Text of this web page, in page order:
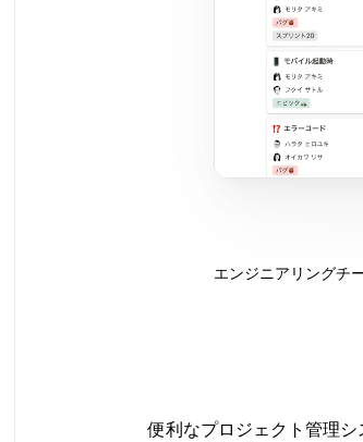
エンジニアリングチ
便利なプロジェクト管理